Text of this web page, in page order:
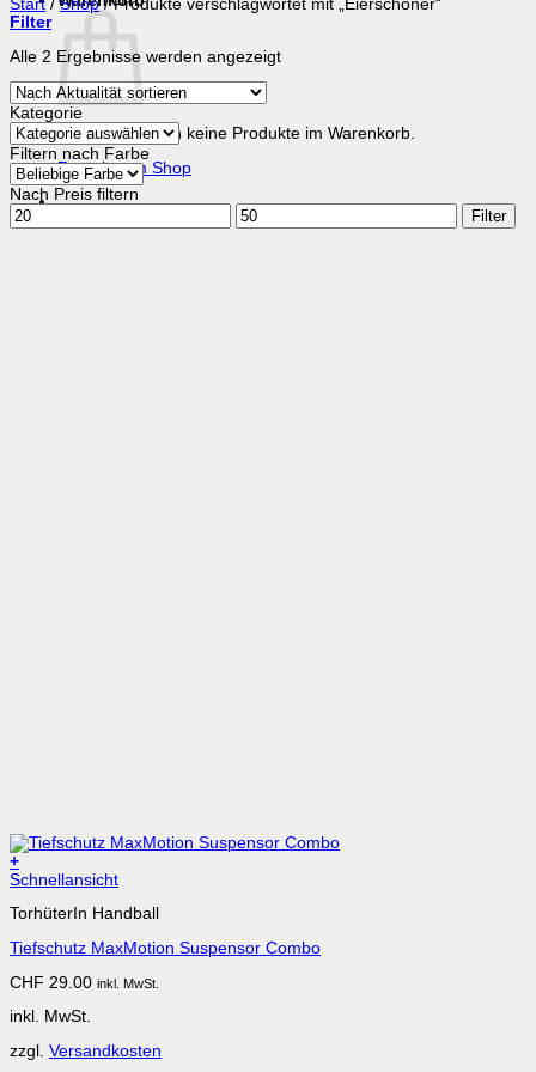
Es befinden sich keine Produkte im Warenkorb.
Zurück zum Shop
Start / Shop /Produkte verschlagwortet mit „Eierschoner“
Filter
Alle 2 Ergebnisse werden angezeigtNach
Kategorie
Filtern nach Farbe
Nach Preis filtern
Min.
Preis
Max.
Preis
Filter
+
Dieses
weist
Varianten
Die
können
der
Schnellansicht
TorhüterIn Handball
Tiefschutz MaxMotion Suspensor Combo
CHF 29.00 inkl. MwSt.
inkl. MwSt.
zzgl. Versandkosten